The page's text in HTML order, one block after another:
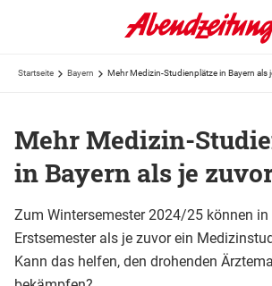
Startseite Bayern Mehr Medizin-Studienplätze in Bayern als
Mehr Medizin-
in Bayern als je
Zum Wintersemester 2024/25 können in
Erstsemester als je zuvor ein
Kann das helfen, den drohenden